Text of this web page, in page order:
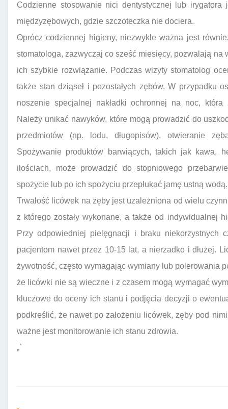
Codzienne stosowanie nici dentystycznej lub irygatora
międzyzębowych, gdzie szczoteczka nie dociera.
Oprócz codziennej higieny, niezwykle ważna jest
stomatologa, zazwyczaj co sześć miesięcy, pozwalają
ich szybkie rozwiązanie. Podczas wizyty stomatolog
także stan dziąseł i pozostałych zębów. W przypadku
noszenie specjalnej nakładki ochronnej na noc,
Należy unikać nawyków, które mogą prowadzić do
przedmiotów (np. lodu, długopisów), otwieranie
Spożywanie produktów barwiących, takich jak kawa,
ilościach, może prowadzić do stopniowego
spożycie lub po ich spożyciu przepłukać jamę ustną wodą.
Trwałość licówek na zęby jest uzależniona od wielu
z którego zostały wykonane, a także od indywidualnej
Przy odpowiedniej pielęgnacji i braku niekorzystnych
pacjentom nawet przez 10-15 lat, a nierzadko i dłużej.
żywotność, często wymagając wymiany lub polerowania
że licówki nie są wieczne i z czasem mogą wymagać
kluczowe do oceny ich stanu i podjęcia decyzji o
podkreślić, że nawet po założeniu licówek, zęby pod
ważne jest monitorowanie ich stanu zdrowia.
„`